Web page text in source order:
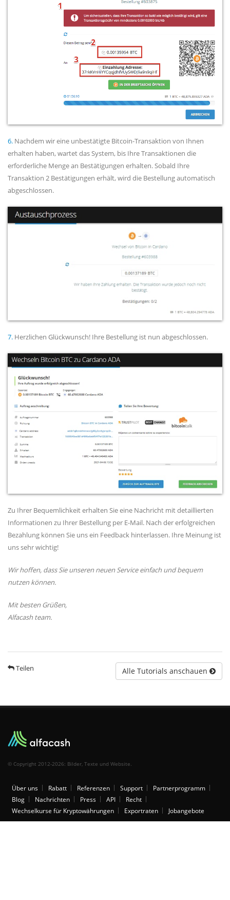
6. Nachdem wir eine unbestätigte Bitcoin-Transaktion von Ihnen
erhalten haben, wartet das System, bis Ihre Transaktionen die
erforderliche Menge an Bestätigungen erhalten. Sobald Ihre
Transaktion 2 Bestätigungen erhält, wird die Bestellung automatisch
abgeschlossen.
7. Herzlichen Glückwunsch! Ihre Bestellung ist nun abgeschlossen.
Zu Ihrer Bequemlichkeit erhalten Sie eine Nachricht mit detaillierten
Informationen zu Ihrer Bestellung per E-Mail. Nach der erfolgreichen
Bezahlung können Sie uns ein Feedback hinterlassen. Ihre Meinung ist
uns sehr wichtig!
Wir hoffen, dass Sie unseren neuen Service einfach und bequem
nutzen können.
​Mit besten Grüßen, ​
​Alfacash team.
Alle Tutorials anschauen
Teilen
© Copyright 2012-2026: Bilder, Texte und Website.
Über uns Rabatt Referenzen Support
Partnerprogramm
Blog
Nachrichten Press API
Recht
Wechselkurse für Kryptowährungen
Exportraten Jobangebote